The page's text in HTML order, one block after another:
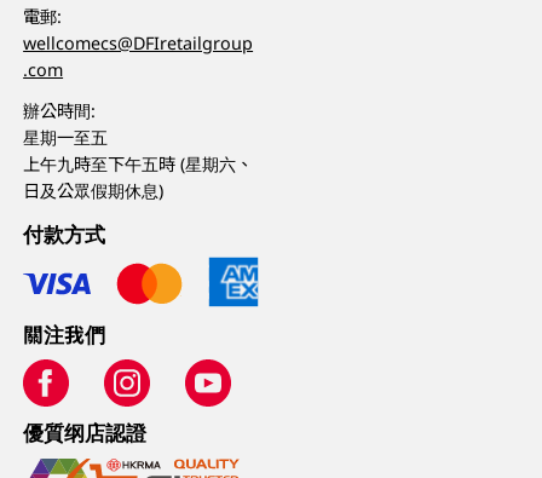
電郵:
wellcomecs@DFIretailgroup
.com
辦公時間:
星期一至五
上午九時至下午五時 (星期六、
日及公眾假期休息)
付款方式
關注我們
優質纲店認證